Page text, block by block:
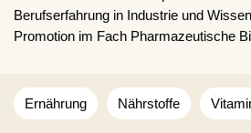
Berufserfahrung in Industrie und
Promotion im Fach Pharmazeutische
Autor und behandelt Themen der
Medizin.
Ernährung Nährstoffe